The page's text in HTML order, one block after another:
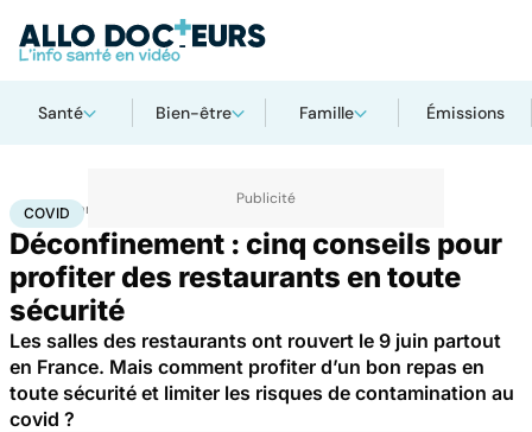
Santé Bien-être Famille Émissions
Accueil Santé
COVID
Déconfinement : cinq conseils pour
profiter des restaurants en toute
sécurité
Les salles des restaurants ont rouvert le 9 juin partout
en France. Mais comment profiter d’un bon repas en
toute sécurité et limiter les risques de contamination au
covid ?